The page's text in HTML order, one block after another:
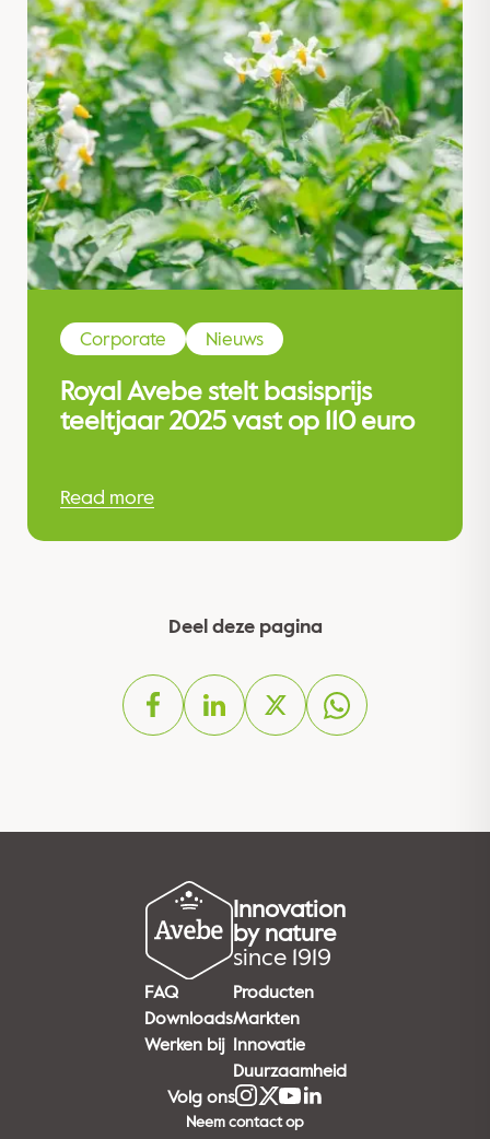
Corporate Nieuws
Royal Avebe stelt basisprijs
teeltjaar 2025 vast op 110 euro
Read more
Deel deze pagina
Innovation
by nature
since 1919
FAQ
Downloads
Werken bij
Producten
Markten
Innovatie
Duurzaamheid
Volg ons
Neem contact op